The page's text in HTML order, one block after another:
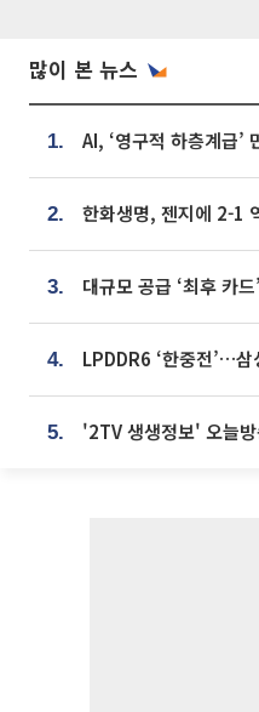
많이 본 뉴스
1.
2.
3.
4. LPDDR6 ‘한중전’…삼
5.